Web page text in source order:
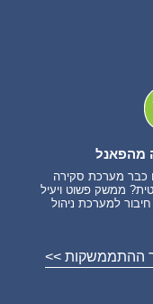
מהפאנל
כבר מערכת סקירה
ממשק פשוט ויעיל
למערכת ניהול
ההתממשקות >>